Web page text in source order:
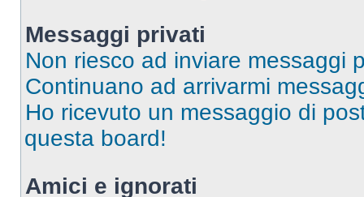
Messaggi privati
Non riesco ad inviare messaggi
Continuano ad arrivarmi
Ho ricevuto un messaggio di
questa board!
Amici e ignorati